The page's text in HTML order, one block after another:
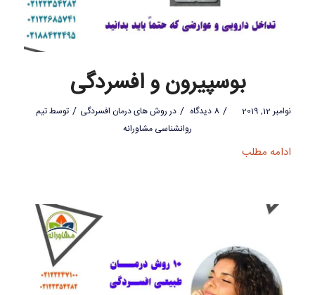
بوسپیرون و افسردگی
نوامبر 12, 2019 / 8 دیدگاه / در روش های درمان افسردگی / توسطتیم
روانشناسی مشاورانه
ادامه مطلب